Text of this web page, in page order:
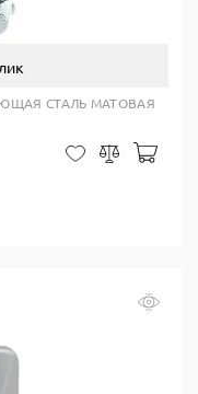
СТАЛЬ МАТОВАЯ
В закладки
Сравнить